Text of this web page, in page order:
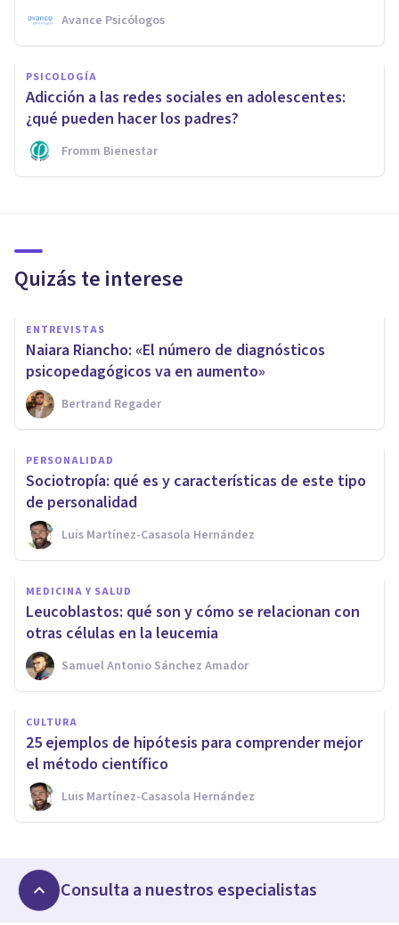
Avance Psicólogos
PSICOLOGÍA
Adicción a las redes sociales en adolescentes:
¿qué pueden hacer los padres?
Fromm Bienestar
Quizás te interese
ENTREVISTAS
Naiara Riancho: «El número de diagnósticos
psicopedagógicos va en aumento»
Bertrand Regader
PERSONALIDAD
Sociotropía: qué es y características de este tipo
de personalidad
Luis Martínez-Casasola Hernández
MEDICINA Y SALUD
Leucoblastos: qué son y cómo se relacionan con
otras células en la leucemia
Samuel Antonio Sánchez Amador
CULTURA
25 ejemplos de hipótesis para comprender mejor
el método científico
Luis Martínez-Casasola Hernández
Consulta a nuestros especialistas